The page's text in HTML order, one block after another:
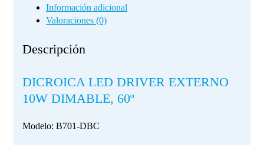
Información adicional
Valoraciones (0)
Descripción
DICROICA LED DRIVER EXTERNO
10W DIMABLE, 60º
Modelo: B701-DBC